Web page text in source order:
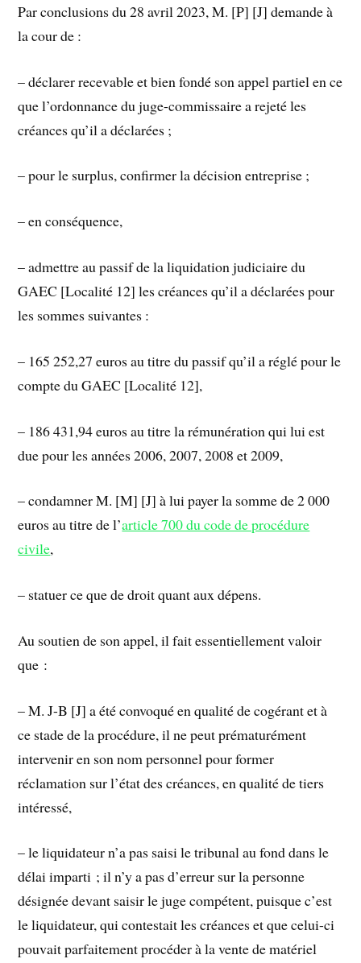
Par conclusions du 28 avril 2023, M. [P] [J] demande à
la cour de :
– déclarer recevable et bien fondé son appel partiel en ce
que l’ordonnance du juge-commissaire a rejeté les
créances qu’il a déclarées ;
– pour le surplus, confirmer la décision entreprise ;
– en conséquence,
– admettre au passif de la liquidation judiciaire du
GAEC [Localité 12] les créances qu’il a déclarées pour
les sommes suivantes :
– 165 252,27 euros au titre du passif qu’il a réglé pour le
compte du GAEC [Localité 12],
– 186 431,94 euros au titre la rémunération qui lui est
due pour les années 2006, 2007, 2008 et 2009,
– condamner M. [M] [J] à lui payer la somme de 2 000
euros au titre de l’article 700 du code de procédure
civile,
– statuer ce que de droit quant aux dépens.
Au soutien de son appel, il fait essentiellement valoir
que :
– M. J-B [J] a été convoqué en qualité de cogérant et à
ce stade de la procédure, il ne peut prématurément
intervenir en son nom personnel pour former
réclamation sur l’état des créances, en qualité de tiers
intéressé,
– le liquidateur n’a pas saisi le tribunal au fond dans le
délai imparti ; il n’y a pas d’erreur sur la personne
désignée devant saisir le juge compétent, puisque c’est
le liquidateur, qui contestait les créances et que celui-ci
pouvait parfaitement procéder à la vente de matériel